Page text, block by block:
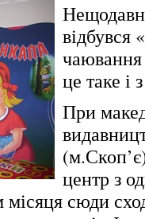
відбувся
це таке і
При
центр з
сюди